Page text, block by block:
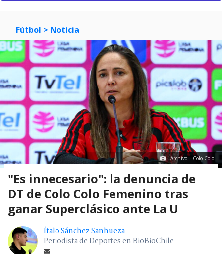
Fútbol > Noticia
Archivo | Colo Colo
"Es innecesario": la denuncia de
DT de Colo Colo Femenino tras
ganar Superclásico ante La U
Ítalo Sánchez Sanhueza
Periodista de Deportes en BioBioChile